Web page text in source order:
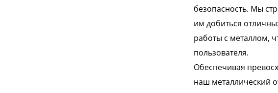
безопасность. Мы
им добиться
работы с металлом,
пользователя.
Обеспечивая
наш металлический